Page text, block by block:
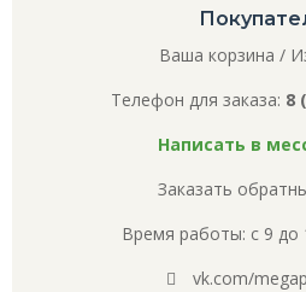
Ваша корзина /
Телефон для заказа: 8
Написать в
Заказать
Время работы: с 9 до
vk.com/